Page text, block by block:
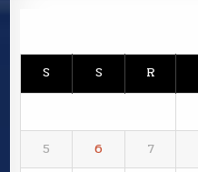
S S R
5
6 7